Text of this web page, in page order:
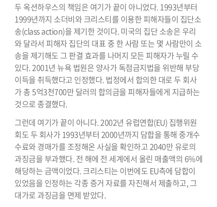
두 옥션하우스의 책임은 여기가 끝이 아니었다. 1993년부터
1999년까지 소더비와 크리스티를 이용한 피해자들이 집단소
송(class action)을 제기한 것이다. 미국의 집단 소송은 우리
와 달라서 피해자 집단의 대표 중 한 사람 또는 몇 사람만이 소
송을 제기해도 그 판결 효과를 나머지 모든 피해자가 누릴 수
있다. 2001년 뉴욕 법원은 양사가 독점금지법을 위반해 부당
이득을 취득했다고 인정했다. 법정에서 합의한 대로 두 회사
가 총 5억3천700만 달러의 합의금을 피해자들에게 지급하는
것으로 종결했다.
그런데 여기가 끝이 아니다. 2002년 유럽연합(EU) 집행위원
회도 두 회사가 1993년부터 2000년까지 담합을 통해 중개수
수료와 경매가를 조정해온 사실을 확인하고 2040만 유로의
과징금을 부과했다. 전 해에 전 세계에서 올린 매출액의 6%에
해당하는 금액이었다. 크리스티는 이번에도 EU측에 담합이
있었음을 인정하는 각종 증거 자료를 자진해서 제출하고, 그
대가로 과징금을 면제 받았다.